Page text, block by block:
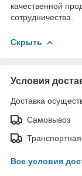
качественной
сотрудничества.
Скрыть
Условия
Доставка
Самовывоз
Все условия